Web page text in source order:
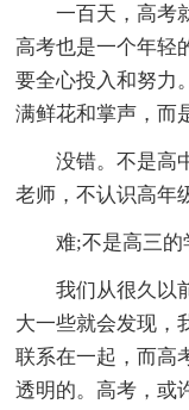
一百天，高考就
高考也是一个年轻
要全心投入和努力
满鲜花和掌声，而
没错。不是高中
老师，不认识高年
难;不是高三的学
我们从很久以前
大一些就会发现，
联系在一起，而高
透明的。高考，或